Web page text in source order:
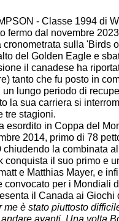
- Classe 1994 di
fermo dal novembre
cronometrata sulla 'Birds
del Golden Eagle e
il canadese ha
tanto che fu posto in
un lungo periodo di
la sua carriera si
tre stagioni.
esordito in Coppa del
2014, primo di 78
chiudendo la combinata
conquista il suo primo e
e Matthias Mayer, e
convocato per i Mondiali
il Canada ai
me è stato piuttosto
avanti. Una volta